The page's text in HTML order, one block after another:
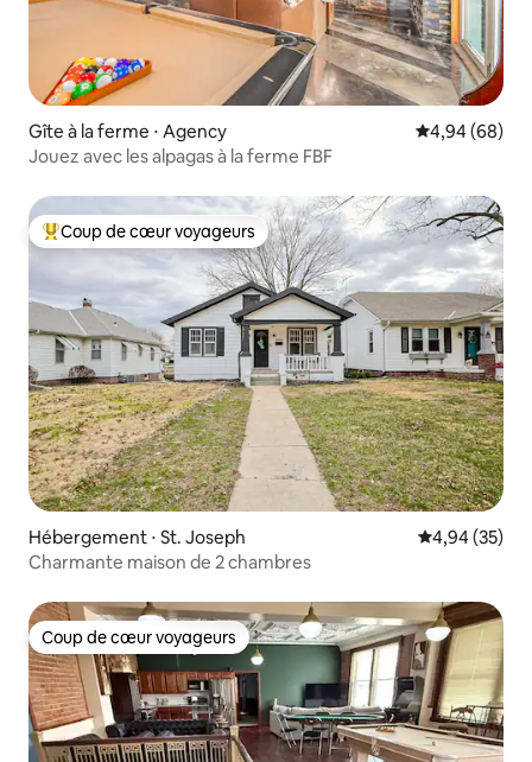
Gîte à la ferme ⋅ Agency Évaluation
4,94 (68)
Jouez avec les alpagas à la ferme FBF
Coups de cœur voyageurs les plus appréciés
Coup de cœur voyageurs
Hébergement ⋅ St. Joseph Évaluation
4,94 (35)
Charmante maison de 2 chambres
Coup de cœur voyageurs
Coup de cœur voyageurs